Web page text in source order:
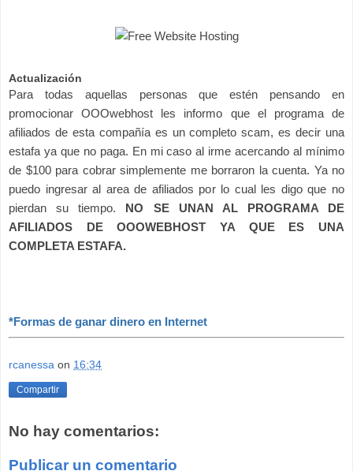
Actualización
Para todas aquellas personas que estén pensando en
promocionar OOOwebhost les informo que el programa de
afiliados de esta compañía es un completo scam, es decir una
estafa ya que no paga. En mi caso al irme acercando al mínimo
de $100 para cobrar simplemente me borraron la cuenta. Ya no
puedo ingresar al area de afiliados por lo cual les digo que no
pierdan su tiempo. NO SE UNAN AL PROGRAMA DE
AFILIADOS DE OOOWEBHOST YA QUE ES UNA
COMPLETA ESTAFA.
*Formas de ganar dinero en Internet
rcanessa on 16:34
Compartir
No hay comentarios:
Publicar un comentario